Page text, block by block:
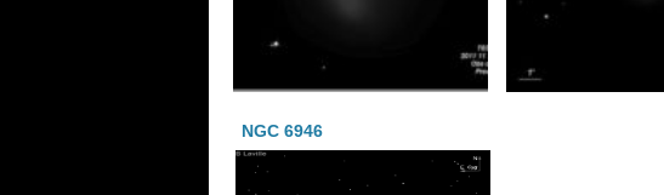
NGC 6946